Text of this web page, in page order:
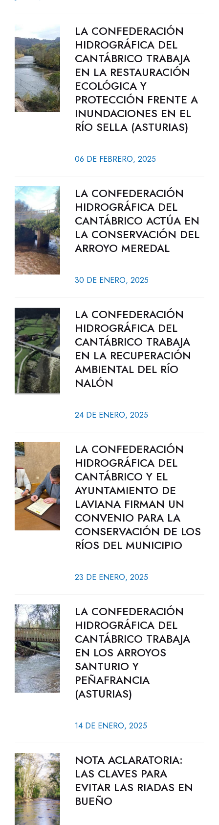
LA CONFEDERACIÓN
HIDROGRÁFICA DEL
CANTÁBRICO TRABAJA
EN LA RESTAURACIÓN
ECOLÓGICA Y
PROTECCIÓN FRENTE A
INUNDACIONES EN EL
RÍO SELLA (ASTURIAS)
06 DE FEBRERO, 2025
LA CONFEDERACIÓN
HIDROGRÁFICA DEL
CANTÁBRICO ACTÚA EN
LA CONSERVACIÓN DEL
ARROYO MEREDAL
30 DE ENERO, 2025
LA CONFEDERACIÓN
HIDROGRÁFICA DEL
CANTÁBRICO TRABAJA
EN LA RECUPERACIÓN
AMBIENTAL DEL RÍO
NALÓN
24 DE ENERO, 2025
LA CONFEDERACIÓN
HIDROGRÁFICA DEL
CANTÁBRICO Y EL
AYUNTAMIENTO DE
LAVIANA FIRMAN UN
CONVENIO PARA LA
CONSERVACIÓN DE LOS
RÍOS DEL MUNICIPIO
23 DE ENERO, 2025
LA CONFEDERACIÓN
HIDROGRÁFICA DEL
CANTÁBRICO TRABAJA
EN LOS ARROYOS
SANTURIO Y
PEÑAFRANCIA
(ASTURIAS)
14 DE ENERO, 2025
NOTA ACLARATORIA:
LAS CLAVES PARA
EVITAR LAS RIADAS EN
BUEÑO